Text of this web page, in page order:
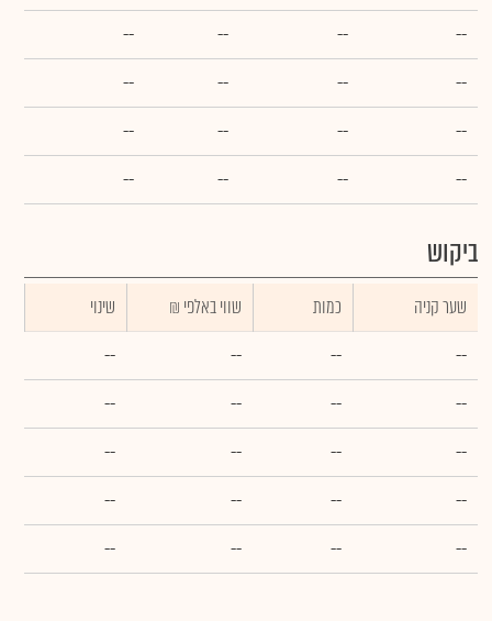
--
--
--
--
--
--
--
--
--
--
--
--
--
--
--
--
ביקוש
שער קניה כמות ₪ שווי באלפי
שינוי
--
--
--
--
--
--
--
--
--
--
--
--
--
--
--
--
--
--
--
--